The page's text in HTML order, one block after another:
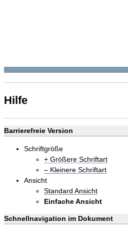
Hilfe
Barrierefreie Version
Schriftgröße
+ Größere Schriftart
– Kleinere Schriftart
Ansicht
Standard Ansicht
Einfache Ansicht
Schnellnavigation im Dokument